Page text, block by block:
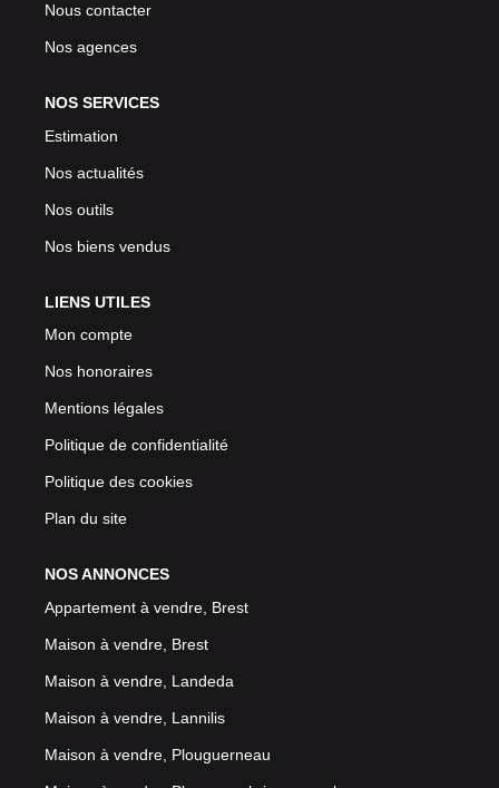
Nous contacter
Nos agences
NOS SERVICES
Estimation
Nos actualités
Nos outils
Nos biens vendus
LIENS UTILES
Mon compte
Nos honoraires
Mentions légales
Politique de confidentialité
Politique des cookies
Plan du site
NOS ANNONCES
Appartement à vendre, Brest
Maison à vendre, Brest
Maison à vendre, Landeda
Maison à vendre, Lannilis
Maison à vendre, Plouguerneau